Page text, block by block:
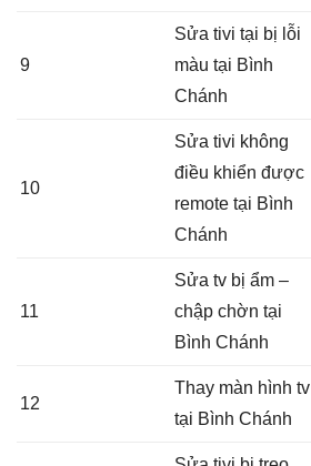
9
Sửa tivi tại bị lỗi
màu tại Bình
Chánh
10
Sửa tivi không
điều khiển được
remote tại Bình
Chánh
11
Sửa tv bị ẩm –
chập chờn tại
Bình Chánh
12
Thay màn hình tv
tại Bình Chánh